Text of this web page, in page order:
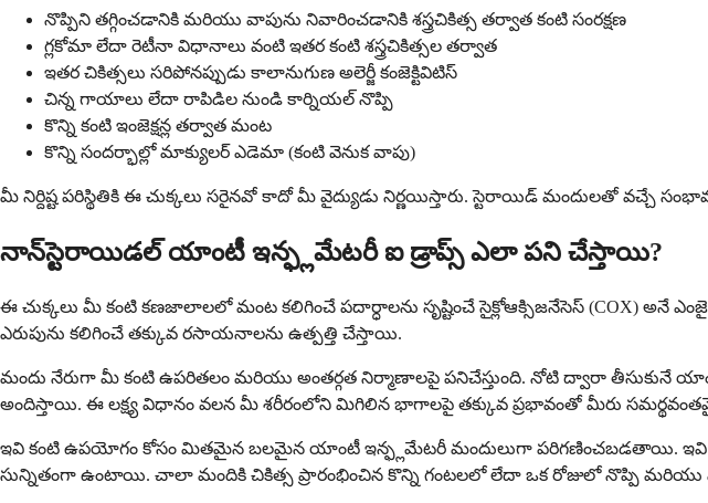
నొప్పిని తగ్గించడానికి మరియు వాపును నివారించడానికి శస్త్రచికిత్స తర్వాత కంటి సంరక్షణ
గ్లకోమా లేదా రెటీనా విధానాలు వంటి ఇతర కంటి శస్త్రచికిత్సల తర్వాత
ఇతర చికిత్సలు సరిపోనప్పుడు కాలానుగుణ అలెర్జీ కంజెక్టివిటిస్
చిన్న గాయాలు లేదా రాపిడిల నుండి కార్నియల్ నొప్పి
కొన్ని కంటి ఇంజెక్షన్ల తర్వాత మంట
కొన్ని సందర్భాల్లో మాక్యులర్ ఎడెమా (కంటి వెనుక వాపు)
మీ నిర్దిష్ట పరిస్థితికి ఈ చుక్కలు సరైనవో కాదో మీ వైద్యుడు నిర్ణయిస్తారు. స్టెరాయిడ్ మందులతో
నాన్‌స్టెరాయిడల్ యాంటీ ఇన్ఫ్లమేటరీ ఐ డ్రాప్స్ ఎలా పని చేస్తాయి?
ఈ చుక్కలు మీ కంటి కణజాలాలలో మంట కలిగించే పదార్ధాలను సృష్టించే సైక్లోఆక్సిజనేసెస్ (COX) అనే
ఎరుపును కలిగించే తక్కువ రసాయనాలను ఉత్పత్తి చేస్తాయి.
మందు నేరుగా మీ కంటి ఉపరితలం మరియు అంతర్గత నిర్మాణాలపై పనిచేస్తుంది. నోటి ద్వారా తీసుకునే
అందిస్తాయి. ఈ లక్ష్య విధానం వలన మీ శరీరంలోని మిగిలిన భాగాలపై తక్కువ ప్రభావంతో మీరు
ఇవి కంటి ఉపయోగం కోసం మితమైన బలమైన యాంటీ ఇన్ఫ్లమేటరీ మందులుగా పరిగణించబడతాయి. ఇవి
సున్నితంగా ఉంటాయి. చాలా మందికి చికిత్స ప్రారంభించిన కొన్ని గంటలలో లేదా ఒక రోజులో నొప్పి మరియు